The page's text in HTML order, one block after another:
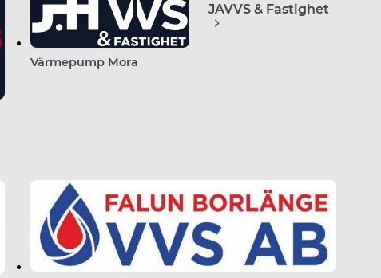
Slätta Rörmokeri AB
JAVVS & Fastighet
Värmepump Mora
Gagnefs VVS-service AB